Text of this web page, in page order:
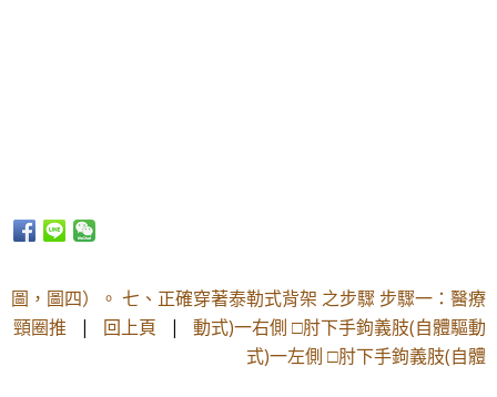
圖，圖四）。 七、正確穿著泰勒式背架 之步驟 步驟一：醫療
頸圈推 | 回上頁 | 動式)一右側 □肘下手鉤義肢(自體驅動
式)一左側 □肘下手鉤義肢(自體